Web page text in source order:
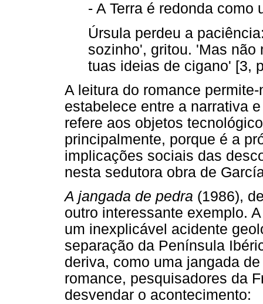
- A Terra é redonda como
Úrsula perdeu a
sozinho', gritou. 'Mas
tuas ideias de cigano' [3,
A leitura do romance
estabelece entre a narrativa
refere aos objetos
principalmente, porque é a
implicações sociais das
nesta sedutora obra de
A jangada de pedra (1986),
outro interessante exemplo.
um inexplicável acidente
separação da Península
deriva, como uma jangada
romance, pesquisadores da
desvendar o acontecimento: